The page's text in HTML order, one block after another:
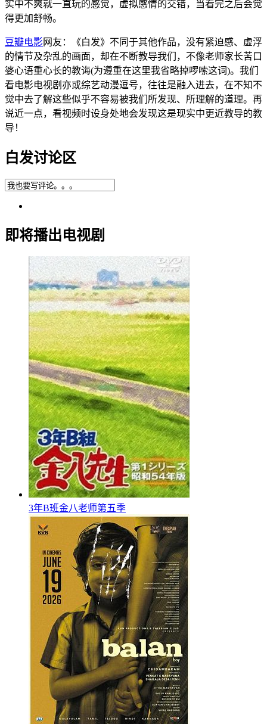
实中不爽就一直玩的感觉，虚拟感情的交错，当看完之后会觉
得更加舒畅。
豆瓣电影网友：《白发》不同于其他作品，没有紧迫感、虚浮
的情节及杂乱的画面，却在不断教导我们，不像老师家长苦口
婆心语重心长的教诲(为遵重在这里我省略掉啰嗦这词)。我们
看电影电视剧亦或综艺动漫逗号，往往是融入进去，在不知不
觉中去了解这些似乎不容易被我们所发现、所理解的道理。再
说近一点，看视频时设身处地会发现这是现实中更近教导的教
导！
白发讨论区
即将播出电视剧
3年B班金八老师第五季